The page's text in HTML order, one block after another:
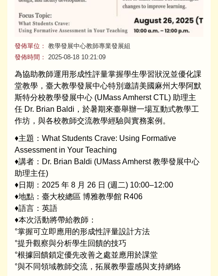
發佈單位： 教學發展中心教師專業發展組
發佈時間：
2025-08-18 10:21:09
為協助教師運用形成性評量掌握學生學習狀況並優化課
堂教學，臺大教學發展中心特別邀請美國麻州大學阿默
斯特分校教學發展中心 (UMass Amherst CTL) 助理主
任 Dr. Brian Baldi，於暑期來臺舉辦一場互動式教學工
作坊，與各校教師交流教學經驗與實務案例。
♦主題：What Students Crave: Using Formative
Assessment in Your Teaching
♦講者：Dr. Brian Baldi (UMass Amherst 教學發展中心
助理主任)
♦日期：2025 年 8 月 26 日 (週二) 10:00–12:00
♦地點：臺大校總區 博雅教學館 R406
♦語言：英語
♦本次活動將帶給教師：
°掌握可立即應用的形成性評量設計方法
°提升觀察與分析學生回饋的技巧
°根據回饋鎖定優先改善之處並應用於課堂
°與不同領域教師交流，拓展教學靈感與支持網絡